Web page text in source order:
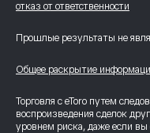
отказ от ответственности
Прошлые результаты не
Общее раскрытие
Торговля с eToro путем
воспроизведения сделок
уровнем риска, даже если вы